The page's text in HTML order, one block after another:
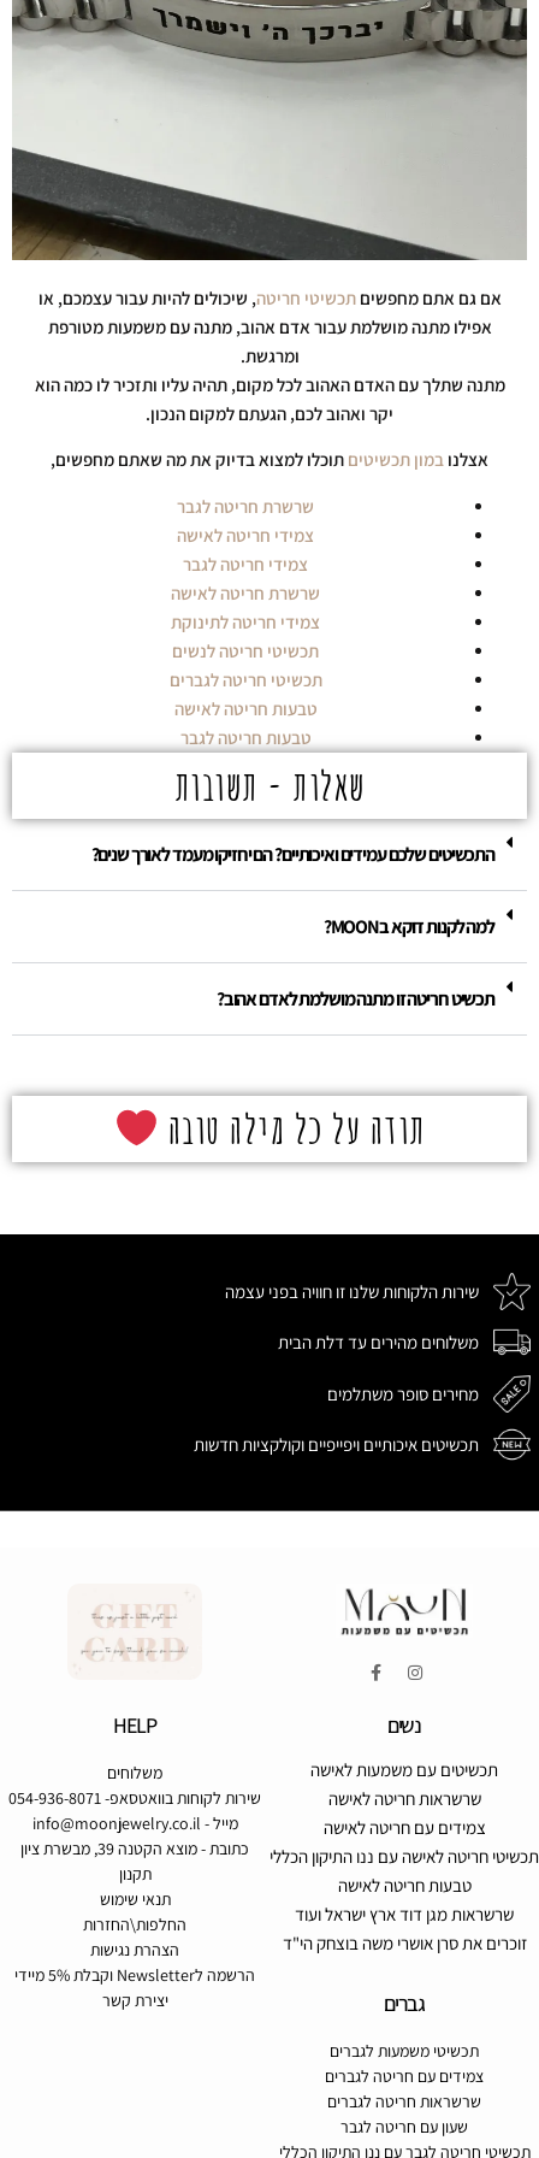
אם גם אתם מחפשיםתכשיטי חריטה, שיכולים להיות עבור עצמכם, או
אפילו מתנה מושלמת עבור אדם אהוב, מתנה עם משמעות מטורפת
ומרגשת.
מתנה שתלך עם האדם האהוב לכל מקום, תהיה עליו ותזכיר לו כמה הוא
יקר ואהוב לכם, הגעתם למקום הנכון.
אצלנו במון תכשיטים תוכלו למצוא בדיוק את מה שאתם מחפשים,
שרשרת חריטה לגבר
צמידי חריטה לאישה
צמידי חריטה לגבר
שרשרת חריטה לאישה
צמידי חריטה לתינוקת
תכשיטי חריטה לנשים
תכשיטי חריטה לגברים
טבעות חריטה לאישה
טבעות חריטה לגבר
שאלות - תשובות
התכשיטים שלכם עמידים ואיכותיים? הם יחזיקו מעמד לאורך שנים?
למה לקנות דוקא בMOON?
תכשיט חריטה זו מתנה מושלמת לאדם אהוב?
תודה על כל מילה טובה
שירות הלקוחות שלנו זו חוויה בפני עצמה
משלוחים מהירים עד דלת הבית
מחירים סופר משתלמים
תכשיטים איכותיים ויפייפיים וקולקציות חדשות
נשים
תכשיטים עם משמעות לאישה
שרשראות חריטה לאישה
צמידים עם חריטה לאישה
תכשיטי חריטה לאישה עם ננו התיקון הכללי
טבעות חריטה לאישה
שרשראות מגן דוד ארץ ישראל ועוד
זוכרים את סרן אושרי משה בוצחק הי"ד
גברים
תכשיטי משמעות לגברים
צמידים עם חריטה לגברים
שרשראות חריטה לגברים
שעון עם חריטה לגבר
תכשיטי חריטה לגבר עם ננו התיקון הכללי
HELP
משלוחים
שירות לקוחות בוואטסאפ- 054-936-8071
מייל - info@moonjewelry.co.il
כתובת - מוצא הקטנה 39, מבשרת ציון
תקנון
תנאי שימוש
החלפות\החזרות
הצהרת נגישות
הרשמה לNewsletter וקבלת 5% מיידי
יצירת קשר